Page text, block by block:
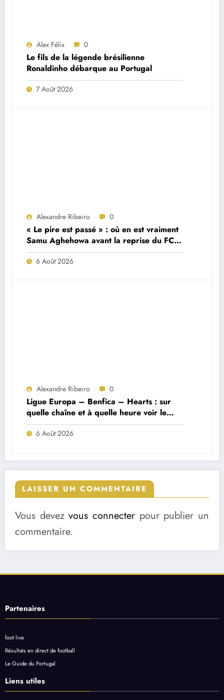
Alex Félix 0
Le fils de la légende brésilienne
Ronaldinho débarque au Portugal
7 Août 2026
Alexandre Ribeiro 0
« Le pire est passé » : où en est vraiment
Samu Aghehowa avant la reprise du FC
Porto ?
6 Août 2026
Alexandre Ribeiro 0
Ligue Europa – Benfica – Hearts : sur
quelle chaîne et à quelle heure voir le
match ?
6 Août 2026
LAISSER UN COMMENTAIRE
Vous devezvous connecter pour publier un
commentaire.
Partenaires
foot live
Résultats en direct de football
Le Guide du Portugal
Liens utiles